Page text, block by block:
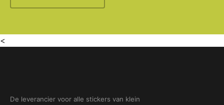
<
De leverancier voor alle stickers van klein